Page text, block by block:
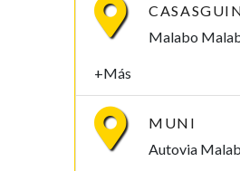
+Más
MUNI